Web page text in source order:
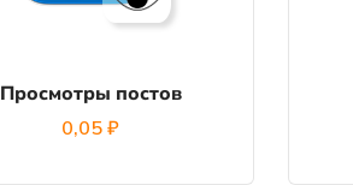
Просмотры постов
0,05₽